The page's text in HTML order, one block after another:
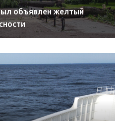
объявлен желтый